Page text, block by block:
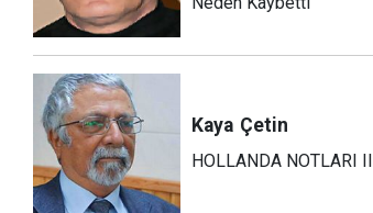
Kaya Çetin
HOLLANDA NOTLARI II